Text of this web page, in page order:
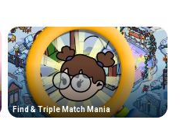
Find & Triple Match Mania